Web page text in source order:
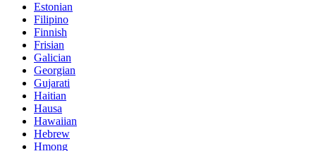
Estonian
Filipino
Finnish
Frisian
Galician
Georgian
Gujarati
Haitian
Hausa
Hawaiian
Hebrew
Hmong